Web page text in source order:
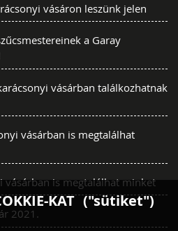
vásáron leszünk jelen
a Garay
vásárban találkozhatnak
vásárban is megtalálhat
vásárban is megtalálhat minket
2021.
KAT ("sütiket")